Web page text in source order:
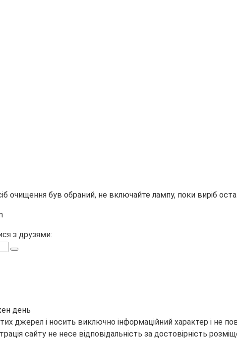
очищення був обраний, не включайте лампу, поки виріб
з друзями:
день
джерел і носить виключно інформаційний характер і не
сайту не несе відповідальність за достовірність